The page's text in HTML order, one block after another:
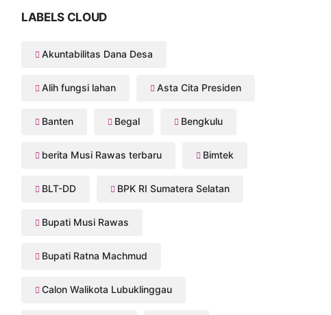
LABELS CLOUD
Akuntabilitas Dana Desa
Alih fungsi lahan Asta Cita Presiden
Banten Begal Bengkulu
berita Musi Rawas terbaru Bimtek
BLT-DD BPK RI Sumatera Selatan
Bupati Musi Rawas
Bupati Ratna Machmud
Calon Walikota Lubuklinggau